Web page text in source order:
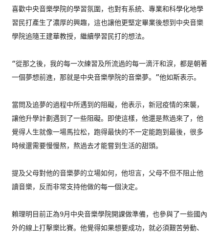
喜歡中央音樂學院的學習氛圍，也對有系統、 專業和科學化地學
習民打產生了濃厚的興趣， 這也讓他更堅定畢業後想到中央音樂
學院追隨王建華教授， 繼續學習民打的想法。
“從那之後，我的每一次練習及所流過的每一滴汗和淚， 都是朝著
一個夢想前進，那就是中央音樂學院的音樂夢。”他如斯表示。
當問及追夢的過程中所遇到的阻礙，他表示，新冠疫情的來襲，
讓他升學計劃遇到了一些阻礙。即使這樣，他還是熬過來了， 他
覺得人生就像一場馬拉松，跑得最快的不一定能跑到最後， 很多
時候還需要慢慢熬，熬過去才能嘗到生活的甜頭。
提及父母對他的音樂夢的立場如何，他坦言， 父母不但不阻止他
讀音樂，反而非常支持他做的每一個決定。
賴理明目前正為9月中央音樂學院開課做準備， 也參與了一些國內
外的線上打擊樂比賽。他覺得如果想要成功， 就必須艱苦勞動、